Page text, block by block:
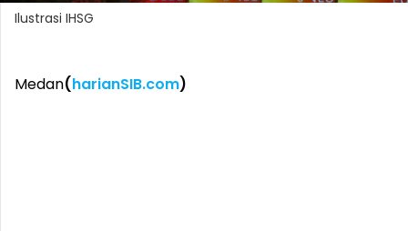
Ilustrasi IHSG
Medan(harianSIB.com)